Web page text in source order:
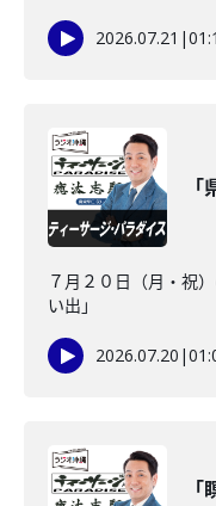
2026.07.21 |
７月２０日（月・祝
い出」
2026.07.20 |